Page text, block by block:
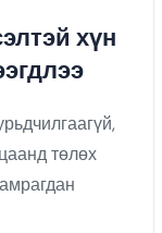
хүн
төлөх